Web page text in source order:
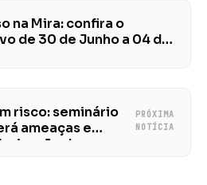
na Mira: confira o
de 30 de Junho a 04 de
risco: seminário
ameaças e
dos
PRÓXIMA
NOTÍCIA